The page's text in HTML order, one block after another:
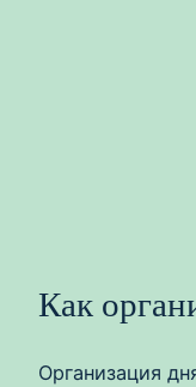
Как
Организация